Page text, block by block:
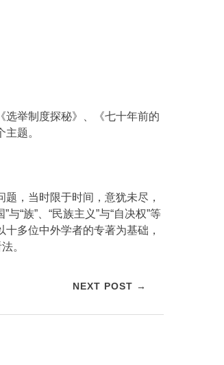
选举制度探秘》、《七十年前的
题。
，当时限于时间，意犹未尽，
“族”、“民族主义”与“自决权”等
多位中外学者的专著为基础，
。
NEXT POST →